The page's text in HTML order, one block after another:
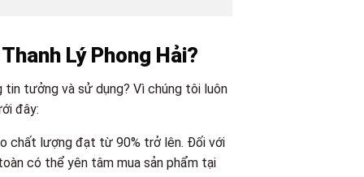
Lý Phong Hải?
tin tưởng và sử dụng? Vì chúng tôi luôn
đây:
chất lượng đạt từ 90% trở lên. Đối với
có thể yên tâm mua sản phẩm tại